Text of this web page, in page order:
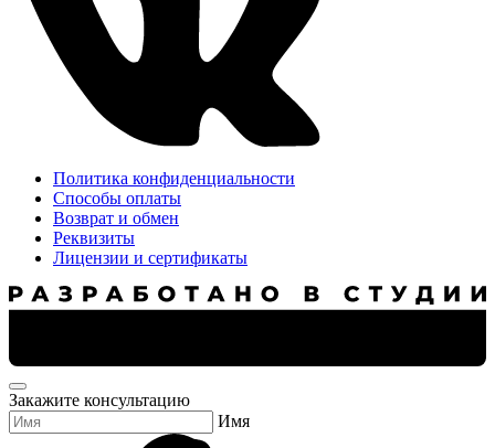
Политика конфиденциальности
Способы оплаты
Возврат и обмен
Реквизиты
Лицензии и сертификаты
Закажите консультацию
Имя